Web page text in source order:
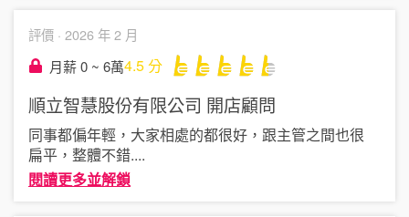
評價 · 2026 年 2 月
月薪 0 ~ 6萬4.5分
順立智慧股份有限公司 開店顧問
同事都偏年輕，大家相處的都很好，跟主管之間也很
扁平，整體不錯....
閱讀更多並解鎖